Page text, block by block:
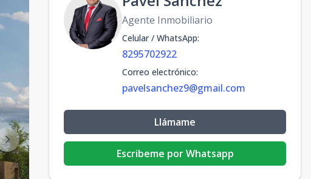
Agente Inmobiliario
Celular / WhatsApp:
8295702922
Correo electrónico:
pavelsanchez9@gmail.com
Llámame
Escribeme por Whatsapp